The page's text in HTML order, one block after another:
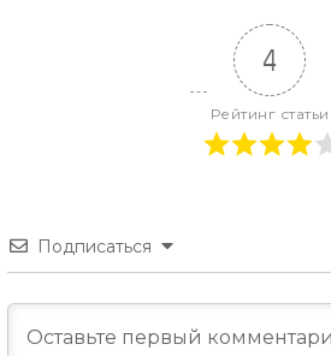
4
Рейтинг статьи
Подписаться